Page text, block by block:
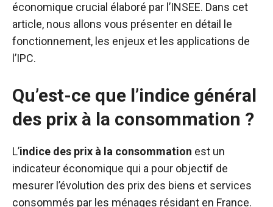
économique crucial élaboré par l’INSEE. Dans cet
article, nous allons vous présenter en détail le
fonctionnement, les enjeux et les applications de
l’IPC.
Qu’est-ce que l’indice général
des prix à la consommation ?
L’indice des prix à la consommation est un
indicateur économique qui a pour objectif de
mesurer l’évolution des prix des biens et services
consommés par les ménages résidant en France.